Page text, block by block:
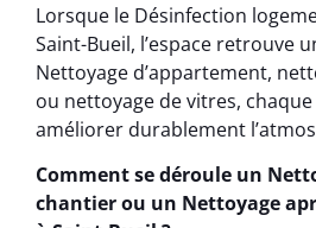
Lorsque le Désinfection
Saint-Bueil, l’espace retrouve
Nettoyage d’appartement,
ou nettoyage de vitres,
améliorer durablement
Comment se déroule un
chantier ou un Nettoyage